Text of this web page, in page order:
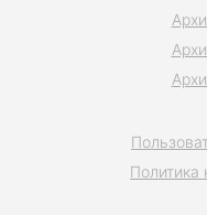
Политика